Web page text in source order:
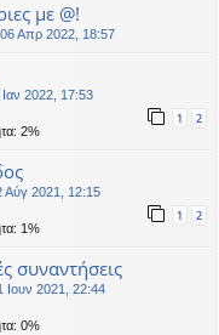
με @!
06 Απρ 2022, 18:57
Ιαν 2022, 17:53
1 2
2%
Αύγ 2021, 12:15
1 2
1%
συναντήσεις
Ιουν 2021, 22:44
0%